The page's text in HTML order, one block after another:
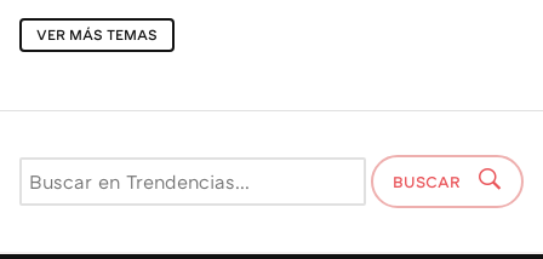
VER MÁS TEMAS
BUSCAR